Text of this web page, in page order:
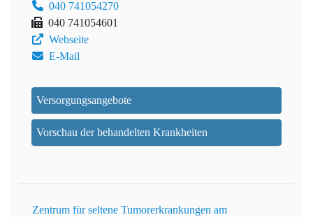
040 741054270
040 741054601
Webseite
E-Mail
Versorgungsangebote
Vorschau der behandelten Krankheiten
Zentrum für seltene Tumorerkrankungen am